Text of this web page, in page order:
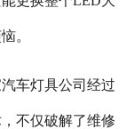
。
车灯具公司经过
不仅破解了维修